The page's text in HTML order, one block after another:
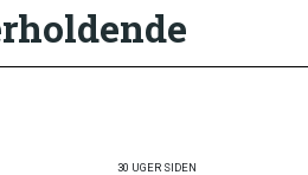
30 UGER SIDEN